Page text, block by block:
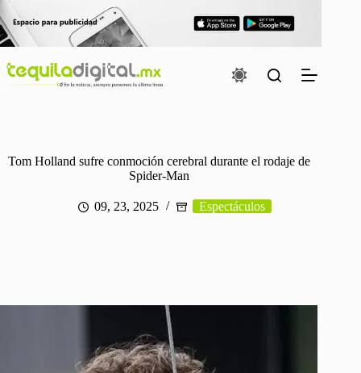
Saltar
al
contenido
Tom Holland sufre conmoción cerebral durante el rodaje de
Spider-Man
09, 23, 2025 Espectáculos